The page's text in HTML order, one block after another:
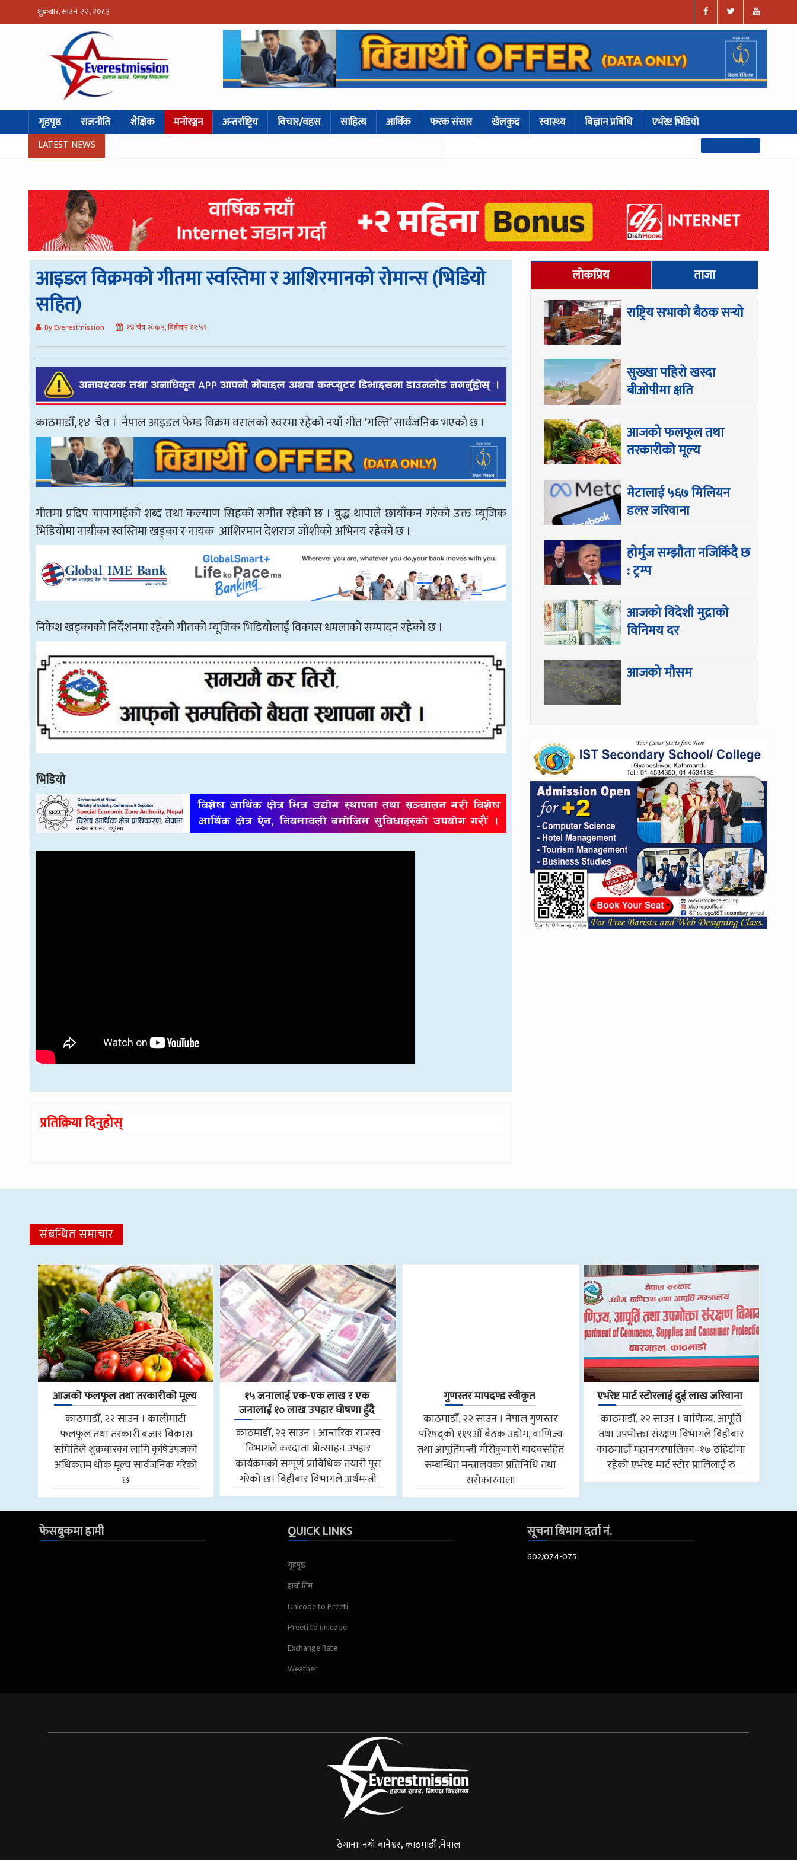
शुक्रबार, साउन २२, २०८३
गृहपृष्ठ राजनीति शैक्षिक मनोरञ्जन अन्तर्राष्ट्रिय विचार/वहस साहित्य आर्थिक फरक संसार खेलकुद स्वास्थ्य बिज्ञान प्रबिधि एभरेष्ट भिडियो
LATEST NEWS
आइडल विक्रमको गीतमा स्वस्तिमा र आशिरमानको रोमान्स (भिडियो
सहित)
By Everestmission १४ चैत्र २०७५, बिहीबार ११:५९
काठमाडौँ, १४ चैत । नेपाल आइडल फेम्ड विक्रम वरालको स्वरमा रहेको नयाँ गीत ‘गल्ति’ सार्वजनिक भएको छ ।
गीतमा प्रदिप चापागाईको शब्द तथा कल्याण सिंहको संगीत रहेको छ । बुद्ध थापाले छायाँकन गरेको उक्त म्यूजिक
भिडियोमा नायीका स्वस्तिमा खड्का र नायक आशिरमान देशराज जोशीको अभिनय रहेको छ ।
निकेश खड्काको निर्देशनमा रहेको गीतको म्यूजिक भिडियोलाई विकास धमलाको सम्पादन रहेको छ ।
भिडियो
प्रतिक्रिया दिनुहोस्
लोकप्रिय ताजा
राष्ट्रिय सभाको बैठक सर्‍यो
सुख्खा पहिरो खस्दा
बीओपीमा क्षति
आजको फलफूल तथा
तरकारीको मूल्य
मेटालाई ५६७ मिलियन
डलर जरिवाना
होर्मुज सम्झौता नजिकिँदै छ
: ट्रम्प
आजको विदेशी मुद्राको
विनिमय दर
आजको मौसम
संबन्धित समाचार
आजको फलफूल तथा तरकारीको मूल्य
काठमाडौँ, २२ साउन । कालीमाटी
फलफूल तथा तरकारी बजार विकास
समितिले शुक्रबारका लागि कृषिउपजको
अधिकतम थोक मूल्य सार्वजनिक गरेको
छ
१५ जनालाई एक-एक लाख र एक
जनालाई १० लाख उपहार घोषणा हुँदै
काठमाडौँ, २२ साउन । आन्तरिक राजस्व
विभागले करदाता प्रोत्साहन उपहार
कार्यक्रमको सम्पूर्ण प्राविधिक तयारी पूरा
गरेको छ। बिहीबार विभागले अर्थमन्त्री
गुणस्तर मापदण्ड स्वीकृत
काठमाडौँ, २२ साउन । नेपाल गुणस्तर
परिषद्को ११९औँ बैठक उद्योग, वाणिज्य
तथा आपूर्तिमन्त्री गौरीकुमारी यादवसहित
सम्बन्धित मन्त्रालयका प्रतिनिधि तथा
सरोकारवाला
एभरेष्ट मार्ट स्टोरलाई दुई लाख जरिवाना
काठमाडौँ, २२ साउन । वाणिज्य, आपूर्ति
तथा उपभोक्ता संरक्षण विभागले बिहीबार
काठमाडौँ महानगरपालिका–१७ ठहिटीमा
रहेको एभरेष्ट मार्ट स्टोर प्रालिलाई रु
फेसबुकमा हामी QUICK LINKS
गृहपृष्ठ
हाम्रो टिम
Unicode to Preeti
Preeti to unicode
Exchange Rate
Weather
सूचना बिभाग दर्ता नं.
602/074-075
ठेगाना: नयाँ बानेश्वर, काठमाडौँ ,नेपाल